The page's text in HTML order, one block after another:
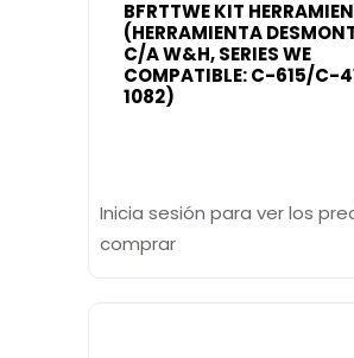
BFRTTWE KIT
(HERRAMIENTA
C/A W&H, SERIES WE
COMPATIBLE: C-615/C-
1082)
Inicia sesión para ver los
comprar